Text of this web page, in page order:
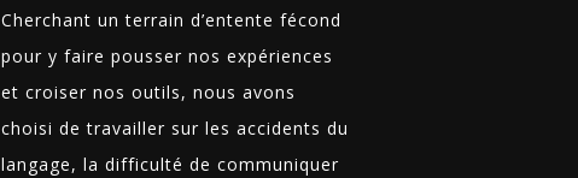
Cherchant un terrain d’entente fécond
pour y faire pousser nos expériences
et croiser nos outils, nous avons
choisi de travailler sur les accidents du
langage, la difficulté de communiquer